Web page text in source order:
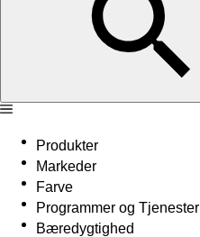
Produkter
Markeder
Farve
Programmer og Tjenester
Bæredygtighed